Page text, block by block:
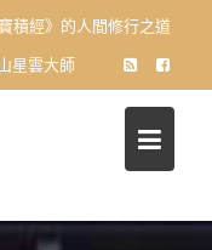
積經》的人間修行之道
星雲大師